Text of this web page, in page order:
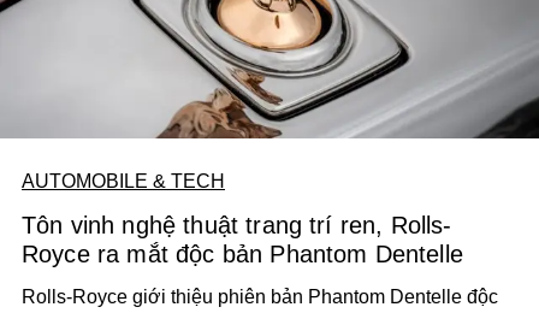
AUTOMOBILE & TECH
Tôn vinh nghệ thuật trang trí ren, Rolls-
Royce ra mắt độc bản Phantom Dentelle
Rolls-Royce giới thiệu phiên bản Phantom Dentelle độc